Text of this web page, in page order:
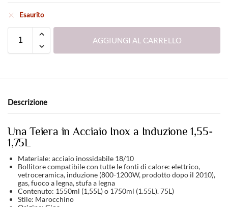
Esaurito
AGGIUNGI AL CARRELLO
Descrizione
Una Teiera in Acciaio Inox a Induzione 1,55-
1,75L
Materiale: acciaio inossidabile 18/10
Bollitore compatibile con tutte le fonti di calore: elettrico,
vetroceramica, induzione (800-1200W, prodotto dopo il 2010),
gas, fuoco a legna, stufa a legna
Contenuto: 1550ml (1,55L) o 1750ml (1.55L). 75L)
Stile: Marocchino